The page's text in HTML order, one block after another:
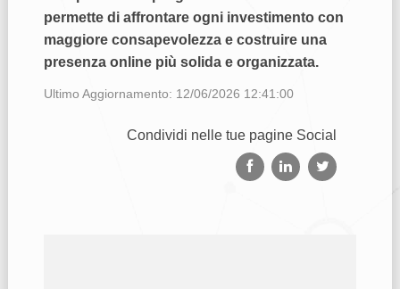
permette di affrontare ogni investimento con
maggiore consapevolezza e costruire una
presenza online più solida e organizzata.
Ultimo Aggiornamento: 12/06/2026 12:41:00
Condividi nelle tue pagine Social